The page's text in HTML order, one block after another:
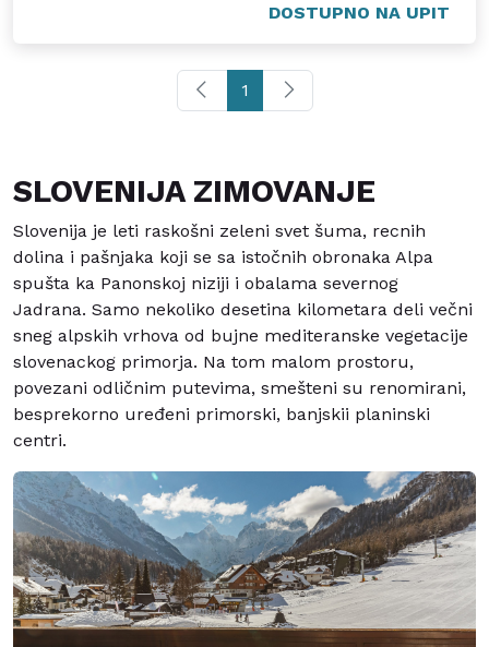
DOSTUPNO NA UPIT
1
SLOVENIJA ZIMOVANJE
Slovenija je leti raskošni zeleni svet šuma, recnih
dolina i pašnjaka koji se sa istočnih obronaka Alpa
spušta ka Panonskoj niziji i obalama severnog
Jadrana. Samo nekoliko desetina kilometara deli večni
sneg alpskih vrhova od bujne mediteranske vegetacije
slovenackog primorja. Na tom malom prostoru,
povezani odličnim putevima, smešteni su renomirani,
besprekorno uređeni primorski, banjskii planinski
centri.